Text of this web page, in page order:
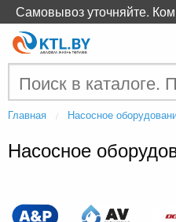
Главная Насосное
Насосное
Самовывоз уточняйте.